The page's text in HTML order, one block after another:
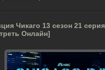
Чикаго 13 сезон 21 серия
Онлайн]